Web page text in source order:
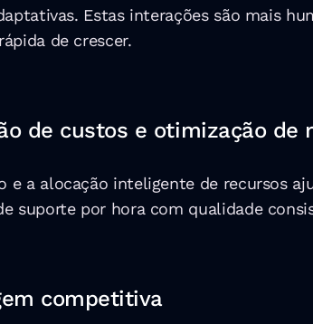
Estas interações são mais
de crescer.
de custos e otimização de
e a alocação inteligente de recursos
suporte por hora com qualidade
competitiva